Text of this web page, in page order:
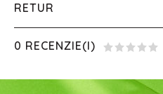
RETUR
0 RECENZIE(I)